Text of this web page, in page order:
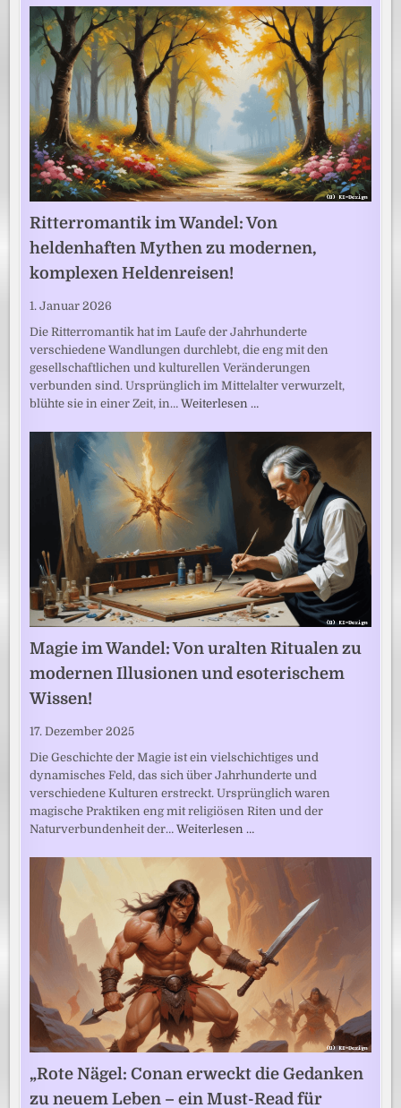
Ritterromantik im Wandel: Von
heldenhaften Mythen zu modernen,
komplexen Heldenreisen!
1. Januar 2026
Die Ritterromantik hat im Laufe der Jahrhunderte
verschiedene Wandlungen durchlebt, die eng mit den
gesellschaftlichen und kulturellen Veränderungen
verbunden sind. Ursprünglich im Mittelalter verwurzelt,
blühte sie in einer Zeit, in…Weiterlesen …
Magie im Wandel: Von uralten Ritualen zu
modernen Illusionen und esoterischem
Wissen!
17. Dezember 2025
Die Geschichte der Magie ist ein vielschichtiges und
dynamisches Feld, das sich über Jahrhunderte und
verschiedene Kulturen erstreckt. Ursprünglich waren
magische Praktiken eng mit religiösen Riten und der
Naturverbundenheit der…Weiterlesen …
„Rote Nägel: Conan erweckt die Gedanken
zu neuem Leben – ein Must-Read für